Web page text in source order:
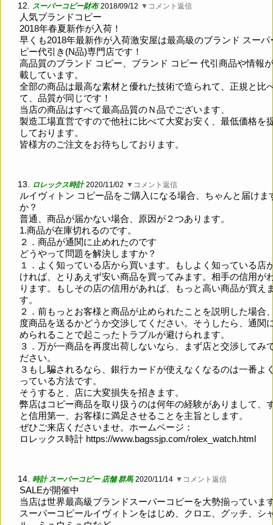
12. スーパーコピー財布 2018/09/12 ▼コメント返信
人気ブランドコピー
2018年春夏新作が入荷！
早くも2018年最新作が入荷激安屋は最高級のブランド スーパ
ピー代引き(N品)専門店です！
高品質のブランド コピー、ブランド コピー 代引商品や情報
載しています。
全部の商品は最高な素材と優れた技術で造られて、正規と比
て、品質が同じです！
当店の商品はすべて最高品質のＮ品でございます、
製造工場直営ですので他社に比べて大変お安く、最低価格を
しております。
皆様方のご注文をお待ちしております。
13. ロレックス時計 2020/11/02 ▼コメント返信
ルイヴィトン コピー品をご購入になる場合、ちゃんと届けま
か？
普通、商品が届かない場合、原因が２つあります。
1.商品が在庫切れるのです。
２．商品が通関に止めれたのです
どうやって問題を解決しますか？
１．よく知っている店から買います。もしよく知っている店
ければ、とりあえず安い商品を買ってみます。相手の信用が
ります。もしその店の信用があれば、もっと高い商品が買え
す。
２．前もっとお客様と商品が止められたことを説明した場合
度商品を送るかどうか交渉してください。そうしたら、通関
められることで起こったトラブルが避けられます。
３．万が一商品を再度出荷しないなら、まず店と交渉してみ
ださい。
３もし騙されるなら、銀行カードが使えなくなるのは一番よ
っている方法です。
そうすると、店に大変損失を招きます。
弊店はコピー商品を取り扱うのは何年の経験がありまして、
と信用第一、お客様に満足させることを主旨とします。
ぜひご来店くださいませ。ホームページ：
ロレックス時計 https://www.bagssjp.com/rolex_watch.html
14. 時計 スーパーコピー 店舗 群馬 2020/11/14 ▼コメント返信
SALEが開催中
当店は世界最高級ブランドスーパーコピーを大勢揃っていま
スーパーコピールイヴィトンをはじめ、クロエ、グッチ、シ